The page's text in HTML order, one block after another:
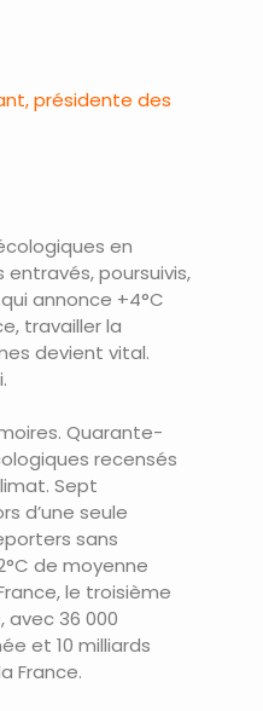
présidente des
en
entravés, poursuivis,
annonce +4°C
travailler la
devient vital.
Quarante-
recensés
Sept
d’une seule
sans
de moyenne
le troisième
avec 36 000
et 10 milliards
France.